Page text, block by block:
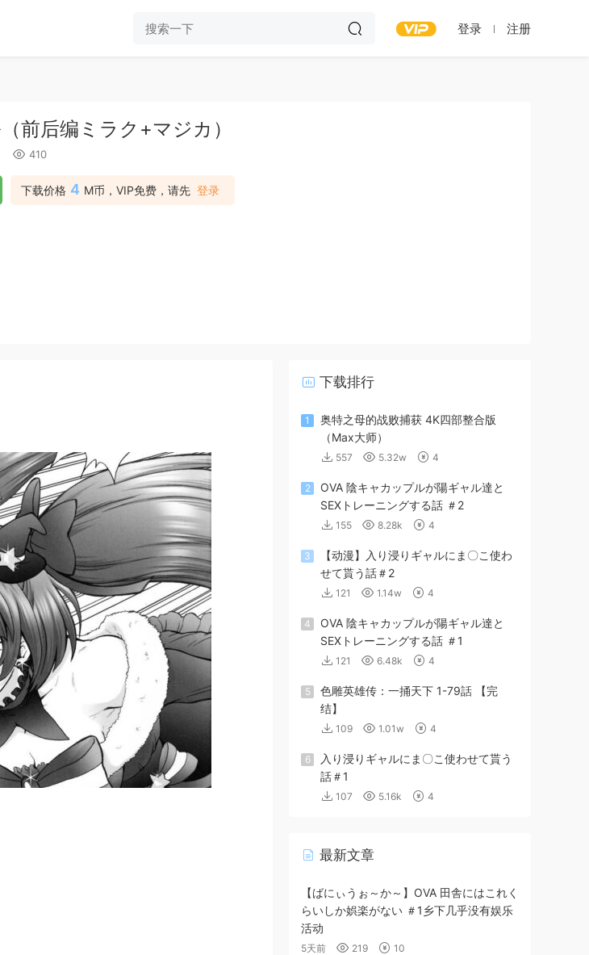
登录 注册
前后编ミラク+マジカ）
410
下载价格 4 M币，VIP免费，请先 登录
下载排行
1
奥特之母的战败捕获 4K四部整合版
（Max大师）
557 5.32w 4
2
OVA 陰キャカップルが陽ギャル達と
SEXトレーニングする話 ＃2
155 8.28k 4
3
【动漫】入り浸りギャルにま〇こ使わ
せて貰う話＃2
121 1.14w 4
4
OVA 陰キャカップルが陽ギャル達と
SEXトレーニングする話 ＃1
121 6.48k 4
5
色雕英雄传：一捅天下 1-79話 【完
结】
109 1.01w 4
6
入り浸りギャルにま〇こ使わせて貰う
話＃1
107 5.16k 4
最新文章
【ばにぃうぉ～か～】OVA 田舎にはこれく
らいしか娯楽がない ＃1乡下几乎没有娱乐
活动
5天前 219 10